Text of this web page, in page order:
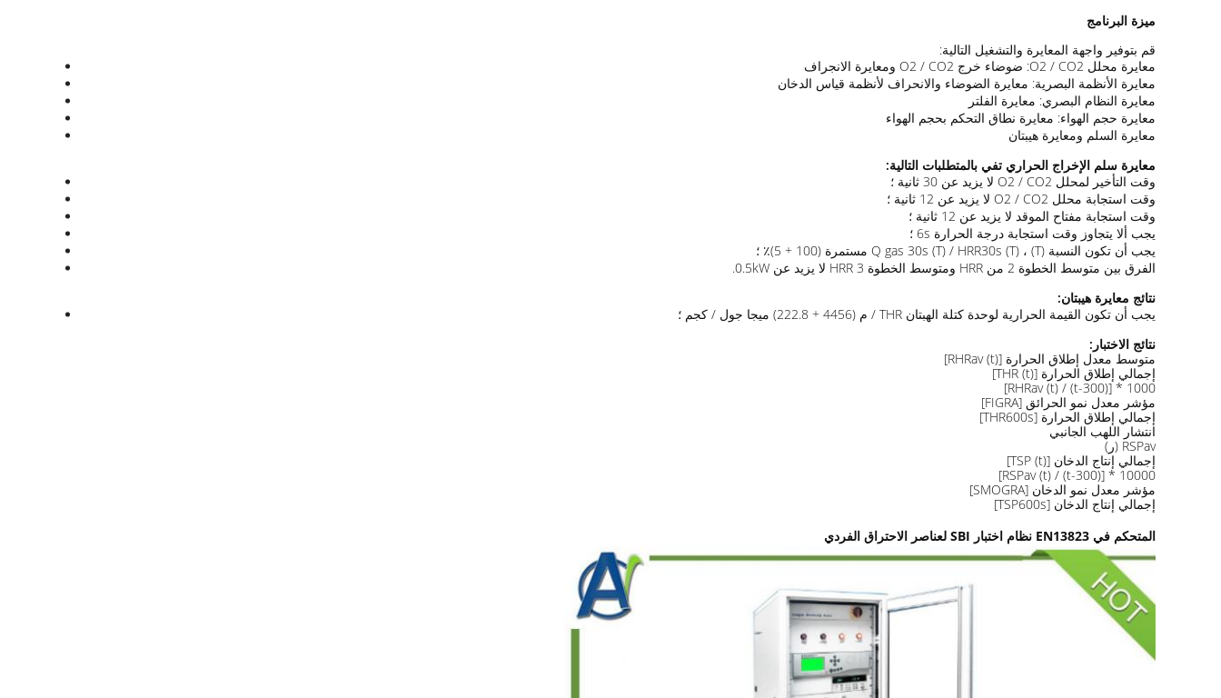
ميزة البرنامج
قم بتوفير واجهة المعايرة والتشغيل التالية:
معايرة محلل O2 / CO2: ضوضاء خرج O2 / CO2 ومعايرة الانجراف
معايرة الأنظمة البصرية: معايرة الضوضاء والانحراف لأنظمة قياس الدخان
معايرة النظام البصري: معايرة الفلتر
معايرة حجم الهواء: معايرة نطاق التحكم بحجم الهواء
معايرة السلم ومعايرة هيبتان
معايرة سلم الإخراج الحراري تفي بالمتطلبات التالية:
وقت التأخير لمحلل O2 / CO2 لا يزيد عن 30 ثانية ؛
وقت استجابة محلل O2 / CO2 لا يزيد عن 12 ثانية ؛
وقت استجابة مفتاح الموقد لا يزيد عن 12 ثانية ؛
يجب ألا يتجاوز وقت استجابة درجة الحرارة 6s ؛
يجب أن تكون النسبة Q gas 30s (T) / HRR30s (T) ، (T) مستمرة (100 + 5)٪ ؛
الفرق بين متوسط ​​الخطوة 2 من HRR ومتوسط ​​الخطوة 3 HRR لا يزيد عن 0.5kW.
نتائج معايرة هيبتان:
يجب أن تكون القيمة الحرارية لوحدة كتلة الهبتان THR / م (4456 + 222.8) ميجا جول / كجم ؛
نتائج الاختبار:
متوسط ​​معدل إطلاق الحرارة [RHRav (t)]
إجمالي إطلاق الحرارة [THR (t)]
1000 * [RHRav (t) / (t-300)]
مؤشر معدل نمو الحرائق [FIGRA]
إجمالي إطلاق الحرارة [THR600s]
انتشار اللهب الجانبي
RSPav (ر)
إجمالي إنتاج الدخان [TSP (t)]
10000 * [RSPav (t) / (t-300)]
مؤشر معدل نمو الدخان [SMOGRA]
إجمالي إنتاج الدخان [TSP600s]
المتحكم في EN13823 نظام اختبار SBI لعناصر الاحتراق الفردي